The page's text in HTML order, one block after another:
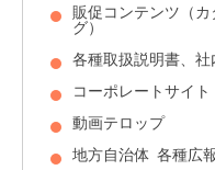
販促コンテンツ（
グ）
各種取扱説明書、
コーポレートサイト
動画テロップ
地方自治体 各種広